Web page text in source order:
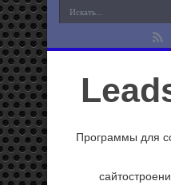
Программы для